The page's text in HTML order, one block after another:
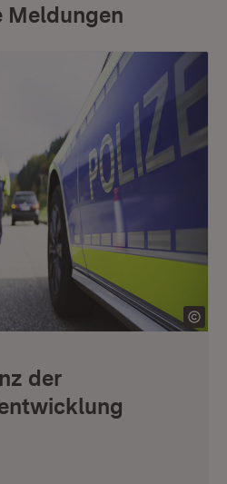
Meldungen
der